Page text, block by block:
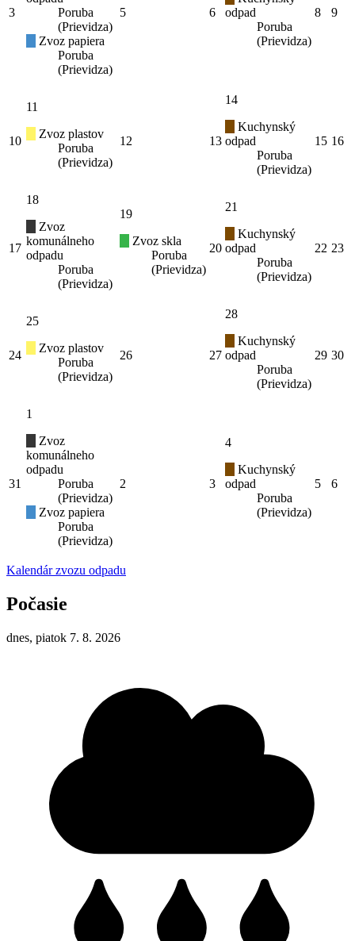
3
Poruba
(Prievidza)
Zvoz papiera
Poruba
(Prievidza)
5 6
odpad
Poruba
(Prievidza)
8 9
10
11
Zvoz plastov
Poruba
(Prievidza)
12 13
14
Kuchynský
odpad
Poruba
(Prievidza)
15 16
17
18
Zvoz
komunálneho
odpadu
Poruba
(Prievidza)
19
Zvoz skla
Poruba
(Prievidza)
20
21
Kuchynský
odpad
Poruba
(Prievidza)
22 23
24
25
Zvoz plastov
Poruba
(Prievidza)
26 27
28
Kuchynský
odpad
Poruba
(Prievidza)
29 30
31
1
Zvoz
komunálneho
odpadu
Poruba
(Prievidza)
Zvoz papiera
Poruba
(Prievidza)
2 3
4
Kuchynský
odpad
Poruba
(Prievidza)
5 6
Kalendár zvozu odpadu
Počasie
dnes, piatok 7. 8. 2026